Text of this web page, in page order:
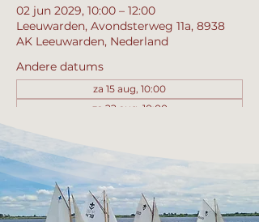
02 jun 2029, 10:00 – 12:00
Leeuwarden, Avondsterweg 11a, 8938
AK Leeuwarden, Nederland
Andere datums
za 15 aug, 10:00
za 22 aug, 10:00
Bekijk alle 357 datums
Meld mij aan!